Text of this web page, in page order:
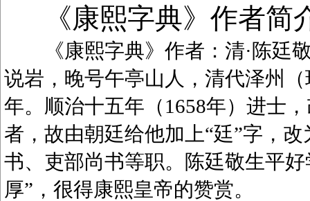
《康熙字典》作者简
《康熙字典》作者：清·陈廷敬
说岩，晚号午亭山人，清代泽州
年。顺治十五年（1658年）进士
者，故由朝廷给他加上“廷”字，
书、吏部尚书等职。陈廷敬生平
厚”，很得康熙皇帝的赞赏。